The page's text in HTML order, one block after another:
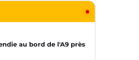
au bord de l'A9 près